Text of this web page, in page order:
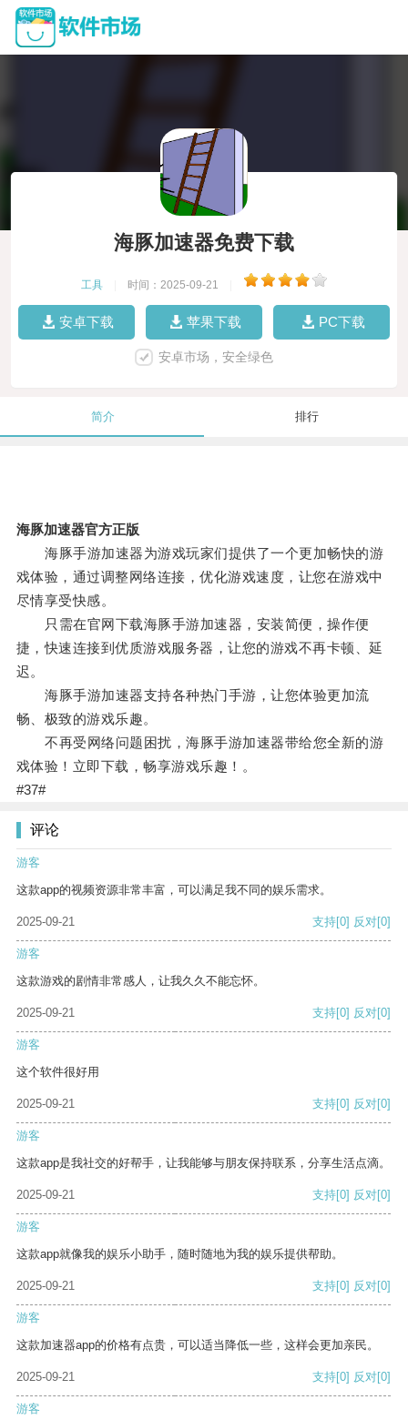
海豚加速器免费下载
工具 时间：2025-09-21
安卓下载 苹果下载 PC下载
安卓市场，安全绿色
简介 排行
海豚加速器官方正版
海豚手游加速器为游戏玩家们提供了一个更加畅快的游
戏体验，通过调整网络连接，优化游戏速度，让您在游戏中
尽情享受快感。
只需在官网下载海豚手游加速器，安装简便，操作便
捷，快速连接到优质游戏服务器，让您的游戏不再卡顿、延
迟。
海豚手游加速器支持各种热门手游，让您体验更加流
畅、极致的游戏乐趣。
不再受网络问题困扰，海豚手游加速器带给您全新的游
戏体验！立即下载，畅享游戏乐趣！。
#37#
评论
游客
这款app的视频资源非常丰富，可以满足我不同的娱乐需求。
2025-09-21 支持[0] 反对[0]
游客
这款游戏的剧情非常感人，让我久久不能忘怀。
2025-09-21 支持[0] 反对[0]
游客
这个软件很好用
2025-09-21 支持[0] 反对[0]
游客
这款app是我社交的好帮手，让我能够与朋友保持联系，分享生活点滴。
2025-09-21 支持[0] 反对[0]
游客
这款app就像我的娱乐小助手，随时随地为我的娱乐提供帮助。
2025-09-21 支持[0] 反对[0]
游客
这款加速器app的价格有点贵，可以适当降低一些，这样会更加亲民。
2025-09-21 支持[0] 反对[0]
游客